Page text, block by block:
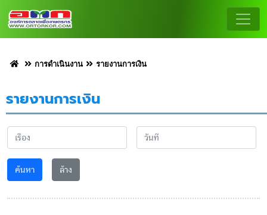
การดำเนินงาน รายงานการเงิน
รายงานการเงิน
ค้นหา ล้าง